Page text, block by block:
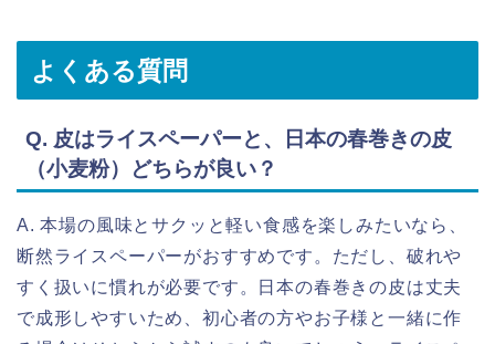
よくある質問
Q. 皮はライスペーパーと、日本の春巻きの皮
（小麦粉）どちらが良い？
A. 本場の風味とサクッと軽い食感を楽しみたいなら、
断然ライスペーパーがおすすめです。ただし、破れや
すく扱いに慣れが必要です。日本の春巻きの皮は丈夫
で成形しやすいため、初心者の方やお子様と一緒に作